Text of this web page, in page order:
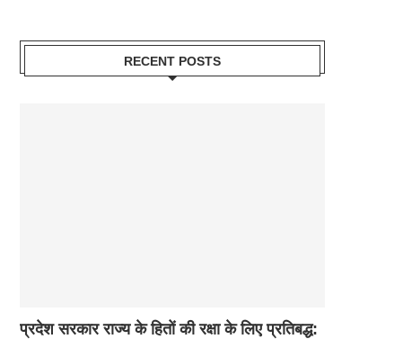
RECENT POSTS
प्रदेश सरकार राज्य के हितों की रक्षा के लिए प्रतिबद्ध: